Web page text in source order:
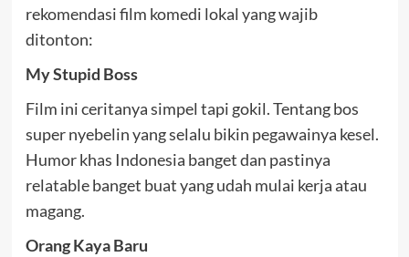
rekomendasi film komedi lokal yang wajib
ditonton:
My Stupid Boss
Film ini ceritanya simpel tapi gokil. Tentang bos
super nyebelin yang selalu bikin pegawainya kesel.
Humor khas Indonesia banget dan pastinya
relatable banget buat yang udah mulai kerja atau
magang.
Orang Kaya Baru